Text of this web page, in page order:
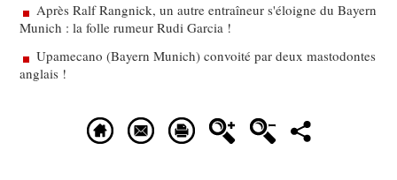
Après Ralf Rangnick, un autre entraîneur s'éloigne du Bayern
Munich : la folle rumeur Rudi Garcia !
Upamecano (Bayern Munich) convoité par deux mastodontes
anglais !